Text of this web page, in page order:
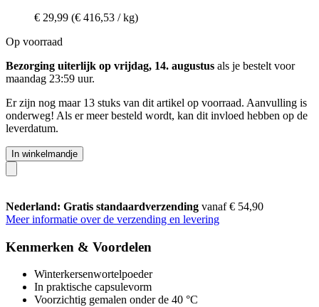
€ 29,99 (€ 416,53 / kg)
Op voorraad
Bezorging uiterlijk op vrijdag, 14. augustus als je bestelt voor
maandag 23:59 uur.
Er zijn nog maar 13 stuks van dit artikel op voorraad. Aanvulling is
onderweg! Als er meer besteld wordt, kan dit invloed hebben op de
leverdatum.
In winkelmandje
Nederland: Gratis standaardverzending vanaf € 54,90
Meer informatie over de verzending en levering
Kenmerken & Voordelen
Winterkersenwortelpoeder
In praktische capsulevorm
Voorzichtig gemalen onder de 40 °C